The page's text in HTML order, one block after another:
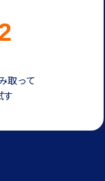
取って
す